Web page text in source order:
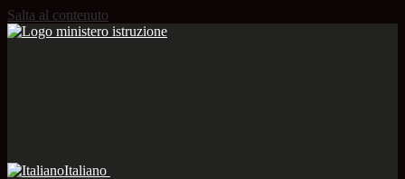
Salta al contenuto
Italiano